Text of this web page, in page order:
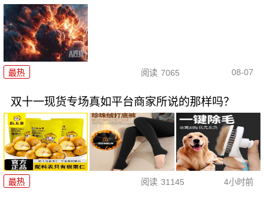
最热 阅读 7065 08-07
双十一现货专场真如平台商家所说的那样吗？
最热 阅读 31145 4小时前